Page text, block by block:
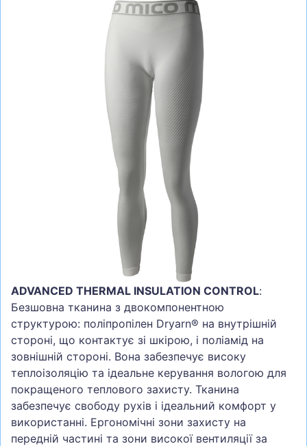
ШОЛОМИ, ЗАХИСТ, ОКУЛЯРИ
БІГ, ФІТНЕС, М'ЯЧІ
ТЕНІС, БАДМІНТОН
ВОДНІ ВИДИ СПОРТУ
ТУРИЗМ
ADVANCED THERMAL INSULATION CONTROL:
Безшовна тканина з двокомпонентною
структурою: поліпропілен Dryarn® на внутрішній
стороні, що контактує зі шкірою, і поліамід на
зовнішній стороні. Вона забезпечує високу
теплоізоляцію та ідеальне керування вологою для
покращеного теплового захисту. Тканина
забезпечує свободу рухів і ідеальний комфорт у
використанні. Ергономічні зони захисту на
передній частині та зони високої вентиляції за